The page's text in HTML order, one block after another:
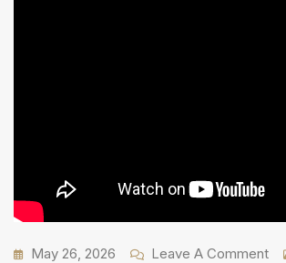
May 26, 2026 Leave A CommentOn